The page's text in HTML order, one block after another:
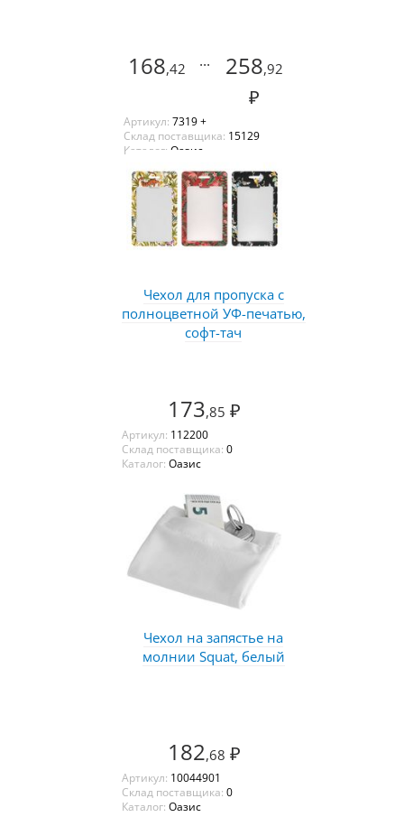
168,42 ... 258,92
₽
Артикул: 7319 +
Склад поставщика: 15129
Каталог: Оазис
Чехол для пропуска с
полноцветной УФ-печатью,
софт-тач
173,85 ₽
Артикул: 112200
Склад поставщика: 0
Каталог: Оазис
Чехол на запястье на
молнии Squat, белый
182,68 ₽
Артикул: 10044901
Склад поставщика: 0
Каталог: Оазис